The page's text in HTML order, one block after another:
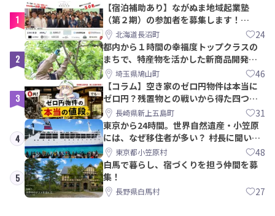
1
【宿泊補助あり】ながぬま地域起業塾
（第２期）の参加者を募集します！
【8/21〆】
北海道長沼町 24
2
都内から１時間の幸福度トップクラスの
まちで、特産物を活かした新商品開発＆
PRメンバー募集！
埼玉県鳩山町 46
3
【コラム】空き家のゼロ円物件は本当に
ゼロ円？残置物との戦いから得た四つの
教訓｜新上五島町
長崎県新上五島町 31
4
東京から24時間。世界自然遺産・小笠原
には、なぜ移住者が多い？ 村長に聞いて
みた東京都小笠原村 48
5
白馬で暮らし、宿づくりを担う仲間を募
集！
長野県白馬村 27